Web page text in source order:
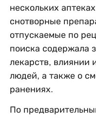
нескольких
снотворные
отпускаемые по
поиска содержала
лекарств, влиянии
людей, а также о
ранениях.
По